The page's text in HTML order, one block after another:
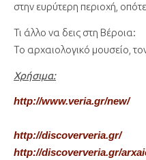
στην ευρύτερη περιοχή,
Τι άλλο να δεις στη Βέροια:
Το αρχαιολογικό μουσείο,
Χρήσιμα:
http://www.veria.gr/new/
http://discoververia.gr/
http://discoververia.gr/